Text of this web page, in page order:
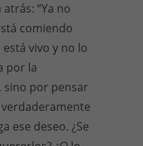
“Ya no
comiendo
vivo y no lo
por la
por pensar
ese deseo. ¿Se